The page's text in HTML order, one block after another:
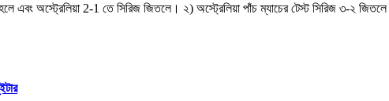
এবং অস্ট্রেলিয়া 2-1 তে সিরিজ জিতলে। ২) অস্ট্রেলিয়া পাঁচ ম্যাচের টেস্ট সিরিজ ৩-২